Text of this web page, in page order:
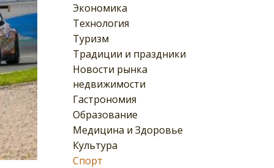
Экономика
Технология
Туризм
Традиции и праздники
Новости рынка
недвижимости
Гастрономия
Образование
Медицина и Здоровье
Культура
Спорт